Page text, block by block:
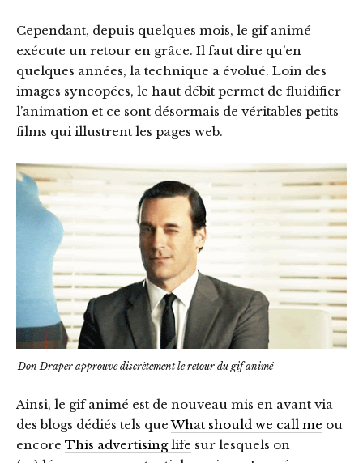
Cependant, depuis quelques mois, le gif animé
exécute un retour en grâce. Il faut dire qu’en
quelques années, la technique a évolué. Loin des
images syncopées, le haut débit permet de fluidifier
l’animation et ce sont désormais de véritables petits
films qui illustrent les pages web.
Don Draper approuve discrètement le retour du gif animé
Ainsi, le gif animé est de nouveau mis en avant via
des blogs dédiés tels queWhat should we call me ou
encore This advertising life sur lesquels on